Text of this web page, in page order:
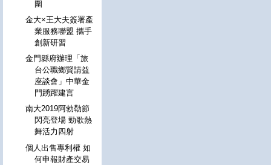
圍
金大×王大夫簽署產
業服務聯盟 攜手
創新研習
金門縣府辦理「旅
台公職鄉賢請益
座談會」中華金
門踴躍建言
南大2019阿勃勒節
閃亮登場 勁歌熱
舞活力四射
個人出售專利權 如
何申報財產交易